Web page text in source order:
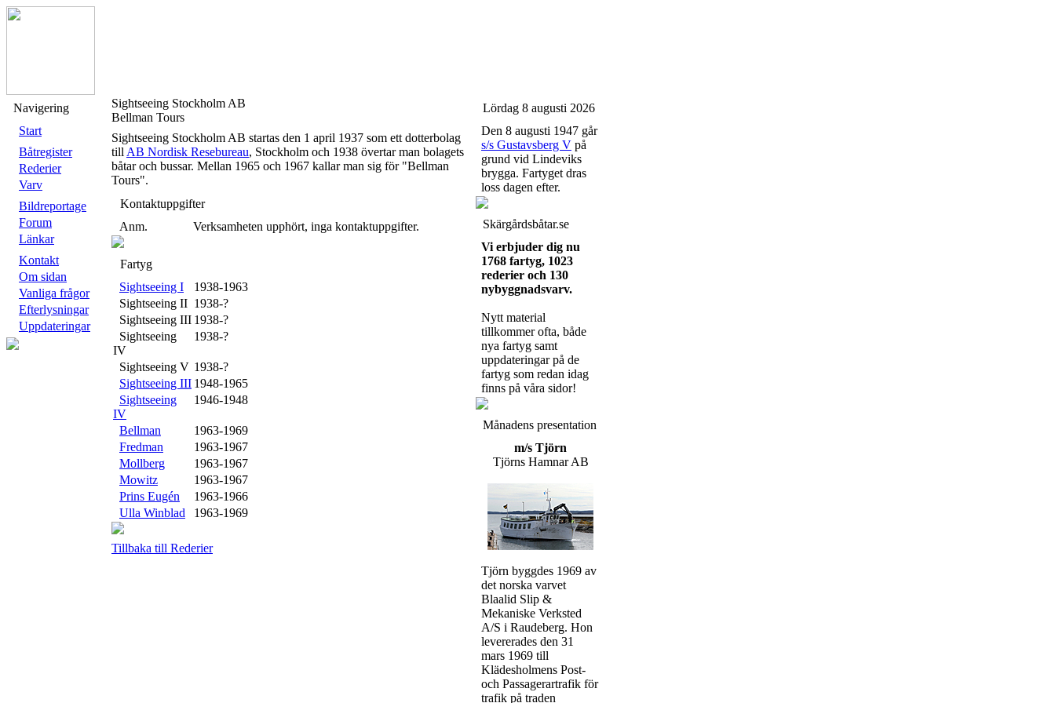
Navigering
Start
Båtregister
Rederier
Varv
Bildreportage
Forum
Länkar
Kontakt
Om sidan
Vanliga frågor
Efterlysningar
Uppdateringar
Sightseeing Stockholm AB
Bellman Tours
Sightseeing Stockholm AB startas den 1 april 1937 som ett dotterbolag
till AB Nordisk Resebureau, Stockholm och 1938 övertar man bolagets
båtar och bussar. Mellan 1965 och 1967 kallar man sig för "Bellman
Tours".
Kontaktuppgifter
Anm.
Verksamheten upphört, inga kontaktuppgifter.
Fartyg
Sightseeing I
1938-1963
Sightseeing II 1938-?
Sightseeing III 1938-?
Sightseeing
IV
1938-?
Sightseeing V 1938-?
Sightseeing III 1948-1965
Sightseeing
IV
1946-1948
Bellman
1963-1969
Fredman
1963-1967
Mollberg
1963-1967
Mowitz
1963-1967
Prins Eugén
1963-1966
Ulla Winblad
1963-1969
Tillbaka till Rederier
Lördag 8 augusti 2026
Den 8 augusti 1947 går
s/s Gustavsberg V på
grund vid Lindeviks
brygga. Fartyget dras
loss dagen efter.
Skärgårdsbåtar.se
Vi erbjuder dig nu
1768 fartyg, 1023
rederier och 130
nybyggnadsvarv.
Nytt material
tillkommer ofta, både
nya fartyg samt
uppdateringar på de
fartyg som redan idag
finns på våra sidor!
Månadens presentation
m/s Tjörn
Tjörns Hamnar AB
Tjörn byggdes 1969 av
det norska varvet
Blaalid Slip &
Mekaniske Verksted
A/S i Raudeberg. Hon
levererades den 31
mars 1969 till
Klädesholmens Post-
och Passagerartrafik för
trafik på traden